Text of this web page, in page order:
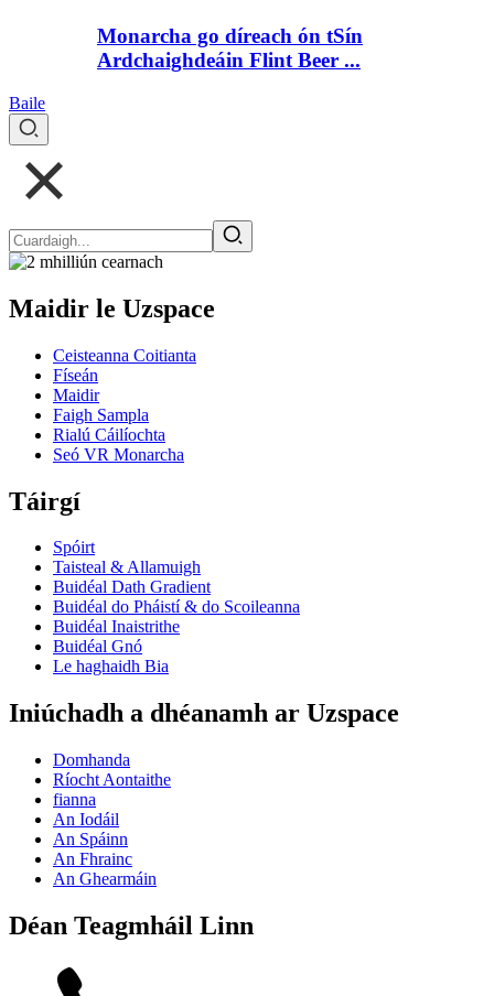
Monarcha go díreach ón tSín
Ardchaighdeáin Flint Beer ...
Baile
Maidir le Uzspace
Ceisteanna Coitianta
Físeán
Maidir
Faigh Sampla
Rialú Cáilíochta
Seó VR Monarcha
Táirgí
Spóirt
Taisteal & Allamuigh
Buidéal Dath Gradient
Buidéal do Pháistí & do Scoileanna
Buidéal Inaistrithe
Buidéal Gnó
Le haghaidh Bia
Iniúchadh a dhéanamh ar Uzspace
Domhanda
Ríocht Aontaithe
fianna
An Iodáil
An Spáinn
An Fhrainc
An Ghearmáin
Déan Teagmháil Linn